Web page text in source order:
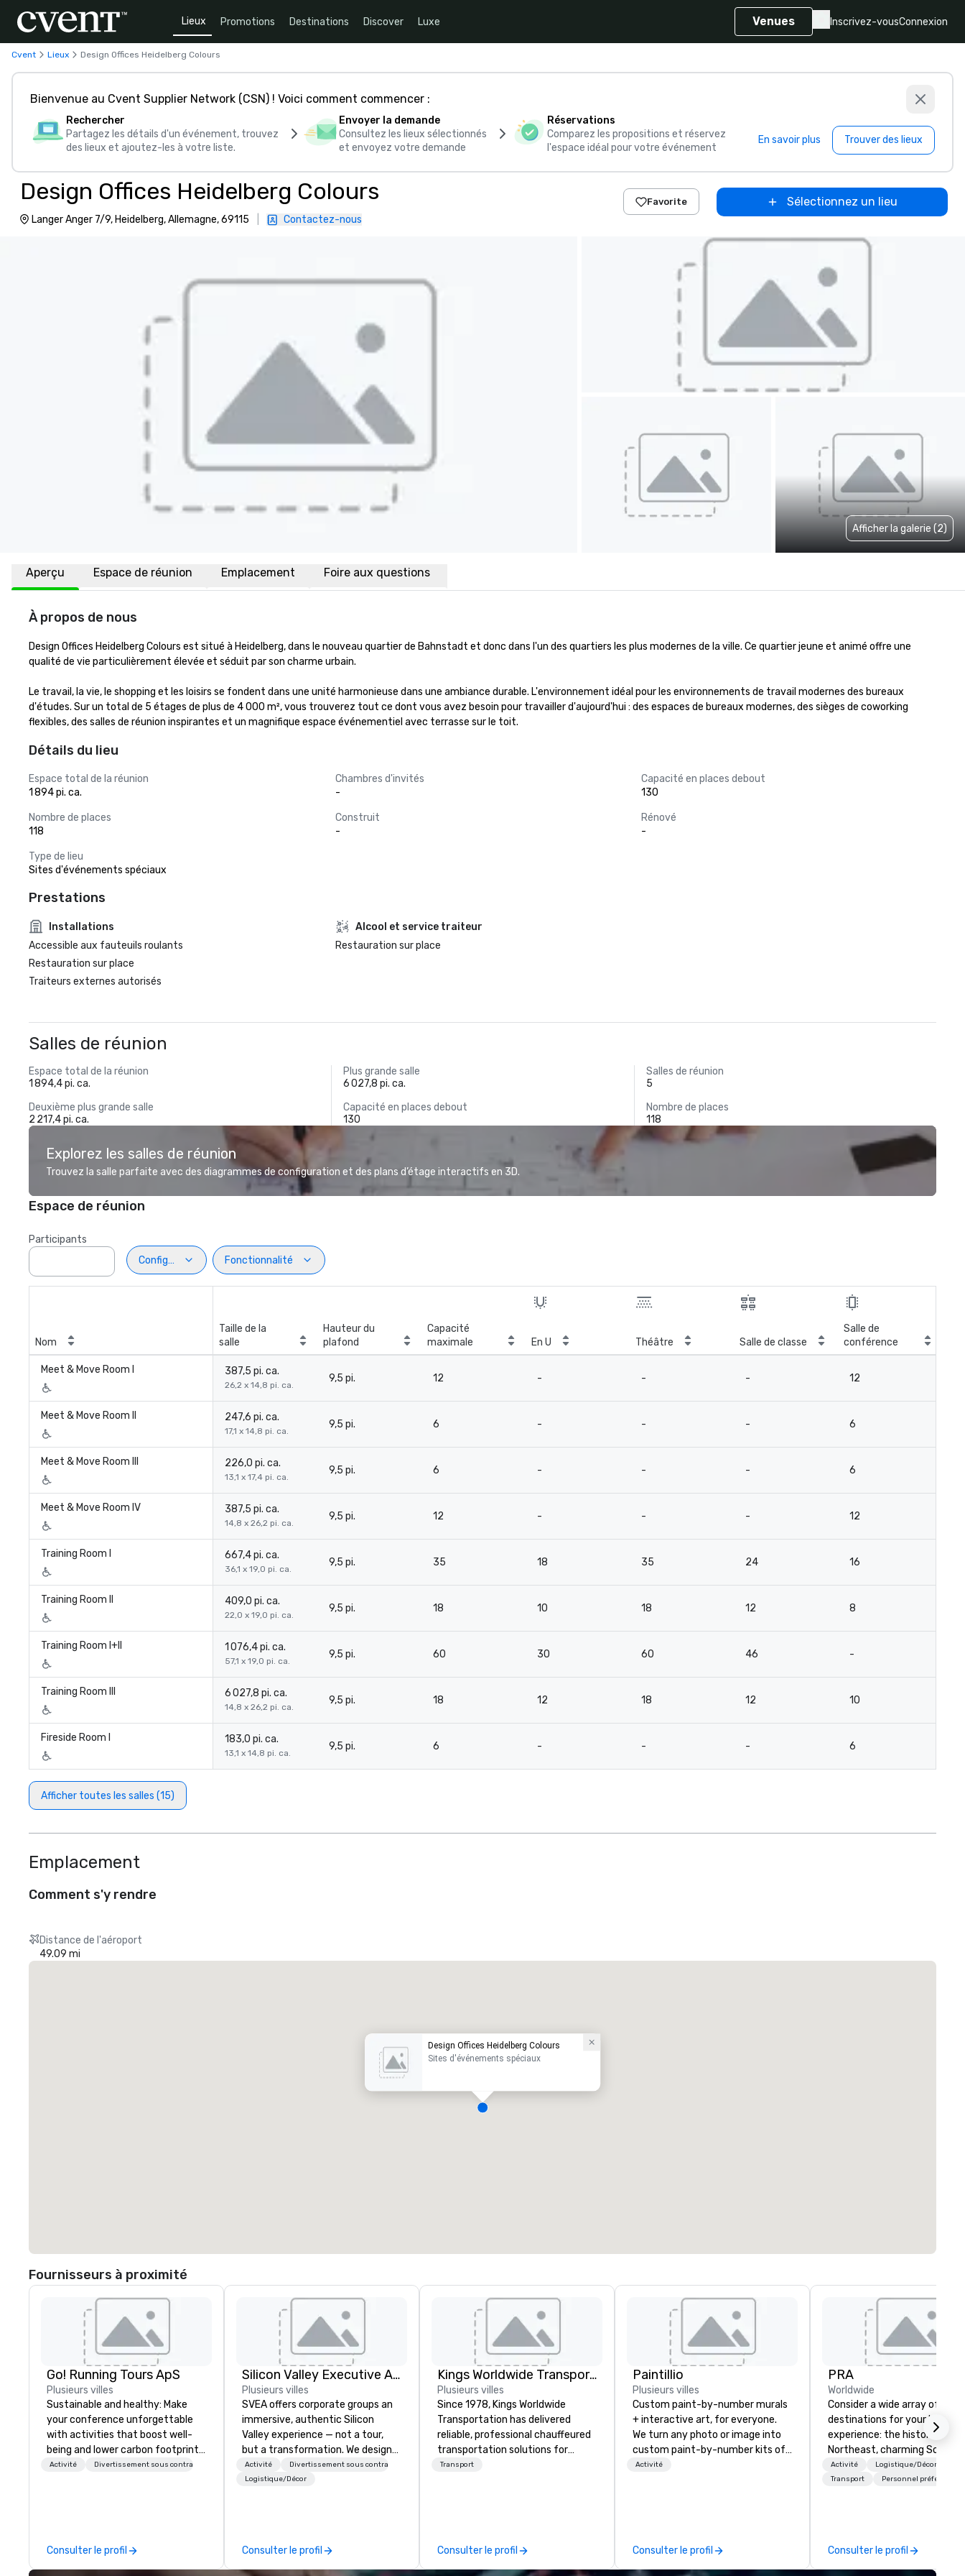
Lieux Promotions Destinations Discover Luxe Venues Inscrivez-vousConnexion
Cvent Lieux Design Offices Heidelberg Colours
Bienvenue au Cvent Supplier Network (CSN) ! Voici comment commencer :
Rechercher
Partagez les détails d'un événement, trouvez
des lieux et ajoutez-les à votre liste.
Envoyer la demande
Consultez les lieux sélectionnés
et envoyez votre demande
Réservations
Comparez les propositions et réservez
l'espace idéal pour votre événement
En savoir plus Trouver des lieux
Design Offices Heidelberg Colours
Langer Anger 7/9, Heidelberg, Allemagne, 69115 Contactez-nous
Favorite Sélectionnez un lieu
Afficher la galerie (2)
Aperçu Espace de réunion Emplacement Foire aux questions
À propos de nous
Design Offices Heidelberg Colours est situé à Heidelberg, dans le nouveau quartier de Bahnstadt et donc dans l'un des quartiers les plus modernes de la ville. Ce quartier jeune et animé offre une
qualité de vie particulièrement élevée et séduit par son charme urbain.
Le travail, la vie, le shopping et les loisirs se fondent dans une unité harmonieuse dans une ambiance durable. L'environnement idéal pour les environnements de travail modernes des bureaux
d'études. Sur un total de 5 étages de plus de 4 000 m², vous trouverez tout ce dont vous avez besoin pour travailler d'aujourd'hui : des espaces de bureaux modernes, des sièges de coworking
flexibles, des salles de réunion inspirantes et un magnifique espace événementiel avec terrasse sur le toit.
Détails du lieu
Espace total de la réunion
1 894 pi. ca.
Chambres d'invités
-
Capacité en places debout
130
Nombre de places
118
Construit
-
Rénové
-
Type de lieu
Sites d'événements spéciaux
Prestations
Installations
Accessible aux fauteuils roulants
Restauration sur place
Traiteurs externes autorisés
Alcool et service traiteur
Restauration sur place
Salles de réunion
Espace total de la réunion
1 894,4 pi. ca.
Plus grande salle
6 027,8 pi. ca.
Salles de réunion
5
Deuxième plus grande salle
2 217,4 pi. ca.
Capacité en places debout
130
Nombre de places
118
Explorez les salles de réunion
Trouvez la salle parfaite avec des diagrammes de configuration et des plans d’étage interactifs en 3D.
Espace de réunion
Participants
Configuration
Fonctionnalité
Nom
Taille de la
salle
Hauteur du
plafond
Capacité
maximale
En U Théâtre Salle de classe
Salle de
conférence
Meet & Move Room I 387,5 pi. ca.
26,2 x 14,8 pi. ca.
9,5 pi. 12 - - - 12
Meet & Move Room II 247,6 pi. ca.
17,1 x 14,8 pi. ca.
9,5 pi. 6 - - - 6
Meet & Move Room III 226,0 pi. ca.
13,1 x 17,4 pi. ca.
9,5 pi. 6 - - - 6
Meet & Move Room IV 387,5 pi. ca.
14,8 x 26,2 pi. ca.
9,5 pi. 12 - - - 12
Training Room I 667,4 pi. ca.
36,1 x 19,0 pi. ca.
9,5 pi. 35 18 35 24 16
Training Room II 409,0 pi. ca.
22,0 x 19,0 pi. ca.
9,5 pi. 18 10 18 12 8
Training Room I+II 1 076,4 pi. ca.
57,1 x 19,0 pi. ca.
9,5 pi. 60 30 60 46 -
Training Room III 6 027,8 pi. ca.
14,8 x 26,2 pi. ca.
9,5 pi. 18 12 18 12 10
Fireside Room I 183,0 pi. ca.
13,1 x 14,8 pi. ca.
9,5 pi. 6 - - - 6
Afficher toutes les salles (15)
Emplacement
Comment s'y rendre
Distance de l'aéroport
49.09 mi
Design Offices Heidelberg Colours
Sites d'événements spéciaux
Fournisseurs à proximité
Go! Running Tours ApS
Plusieurs villes
Sustainable and healthy: Make
your conference unforgettable
with activities that boost well-
being and lower carbon footprints.
Explore the world on the run with
Activité Divertissement sous contrat
Consulter le profil
Silicon Valley Executive Academy
Plusieurs villes
SVEA offers corporate groups an
immersive, authentic Silicon
Valley experience — not a tour,
but a transformation. We design
and facilitate custom executive
innovation tours, learning
delegations, incentive groups, and
corporate offsites. Whether your
Activité
Divertissement sous contrat
Logistique/Décor
Consulter le profil
Kings Worldwide Transportation
Plusieurs villes
Since 1978, Kings Worldwide
Transportation has delivered
reliable, professional chauffeured
transportation solutions for
corporate travelers and meetings
vetted international partner
network. We are committed to
Transport
Consulter le profil
Paintillio
Plusieurs villes
Custom paint-by-number murals
+ interactive art, for everyone.
We turn any photo or image into
custom paint-by-number kits of
any size for your next corporate
hands-on, collaborative art
projects that are accessible to
Activité
Consulter le profil
PRA
Worldwide
Consider a wide array of U.S.
destinations for your
experience: the historic
Northeast, charming South,
American Midwest, or
West. In PRA, you have an
participants.
Activité
Logistique/Décor
Transport
Personnel préféré
Consulter le profil